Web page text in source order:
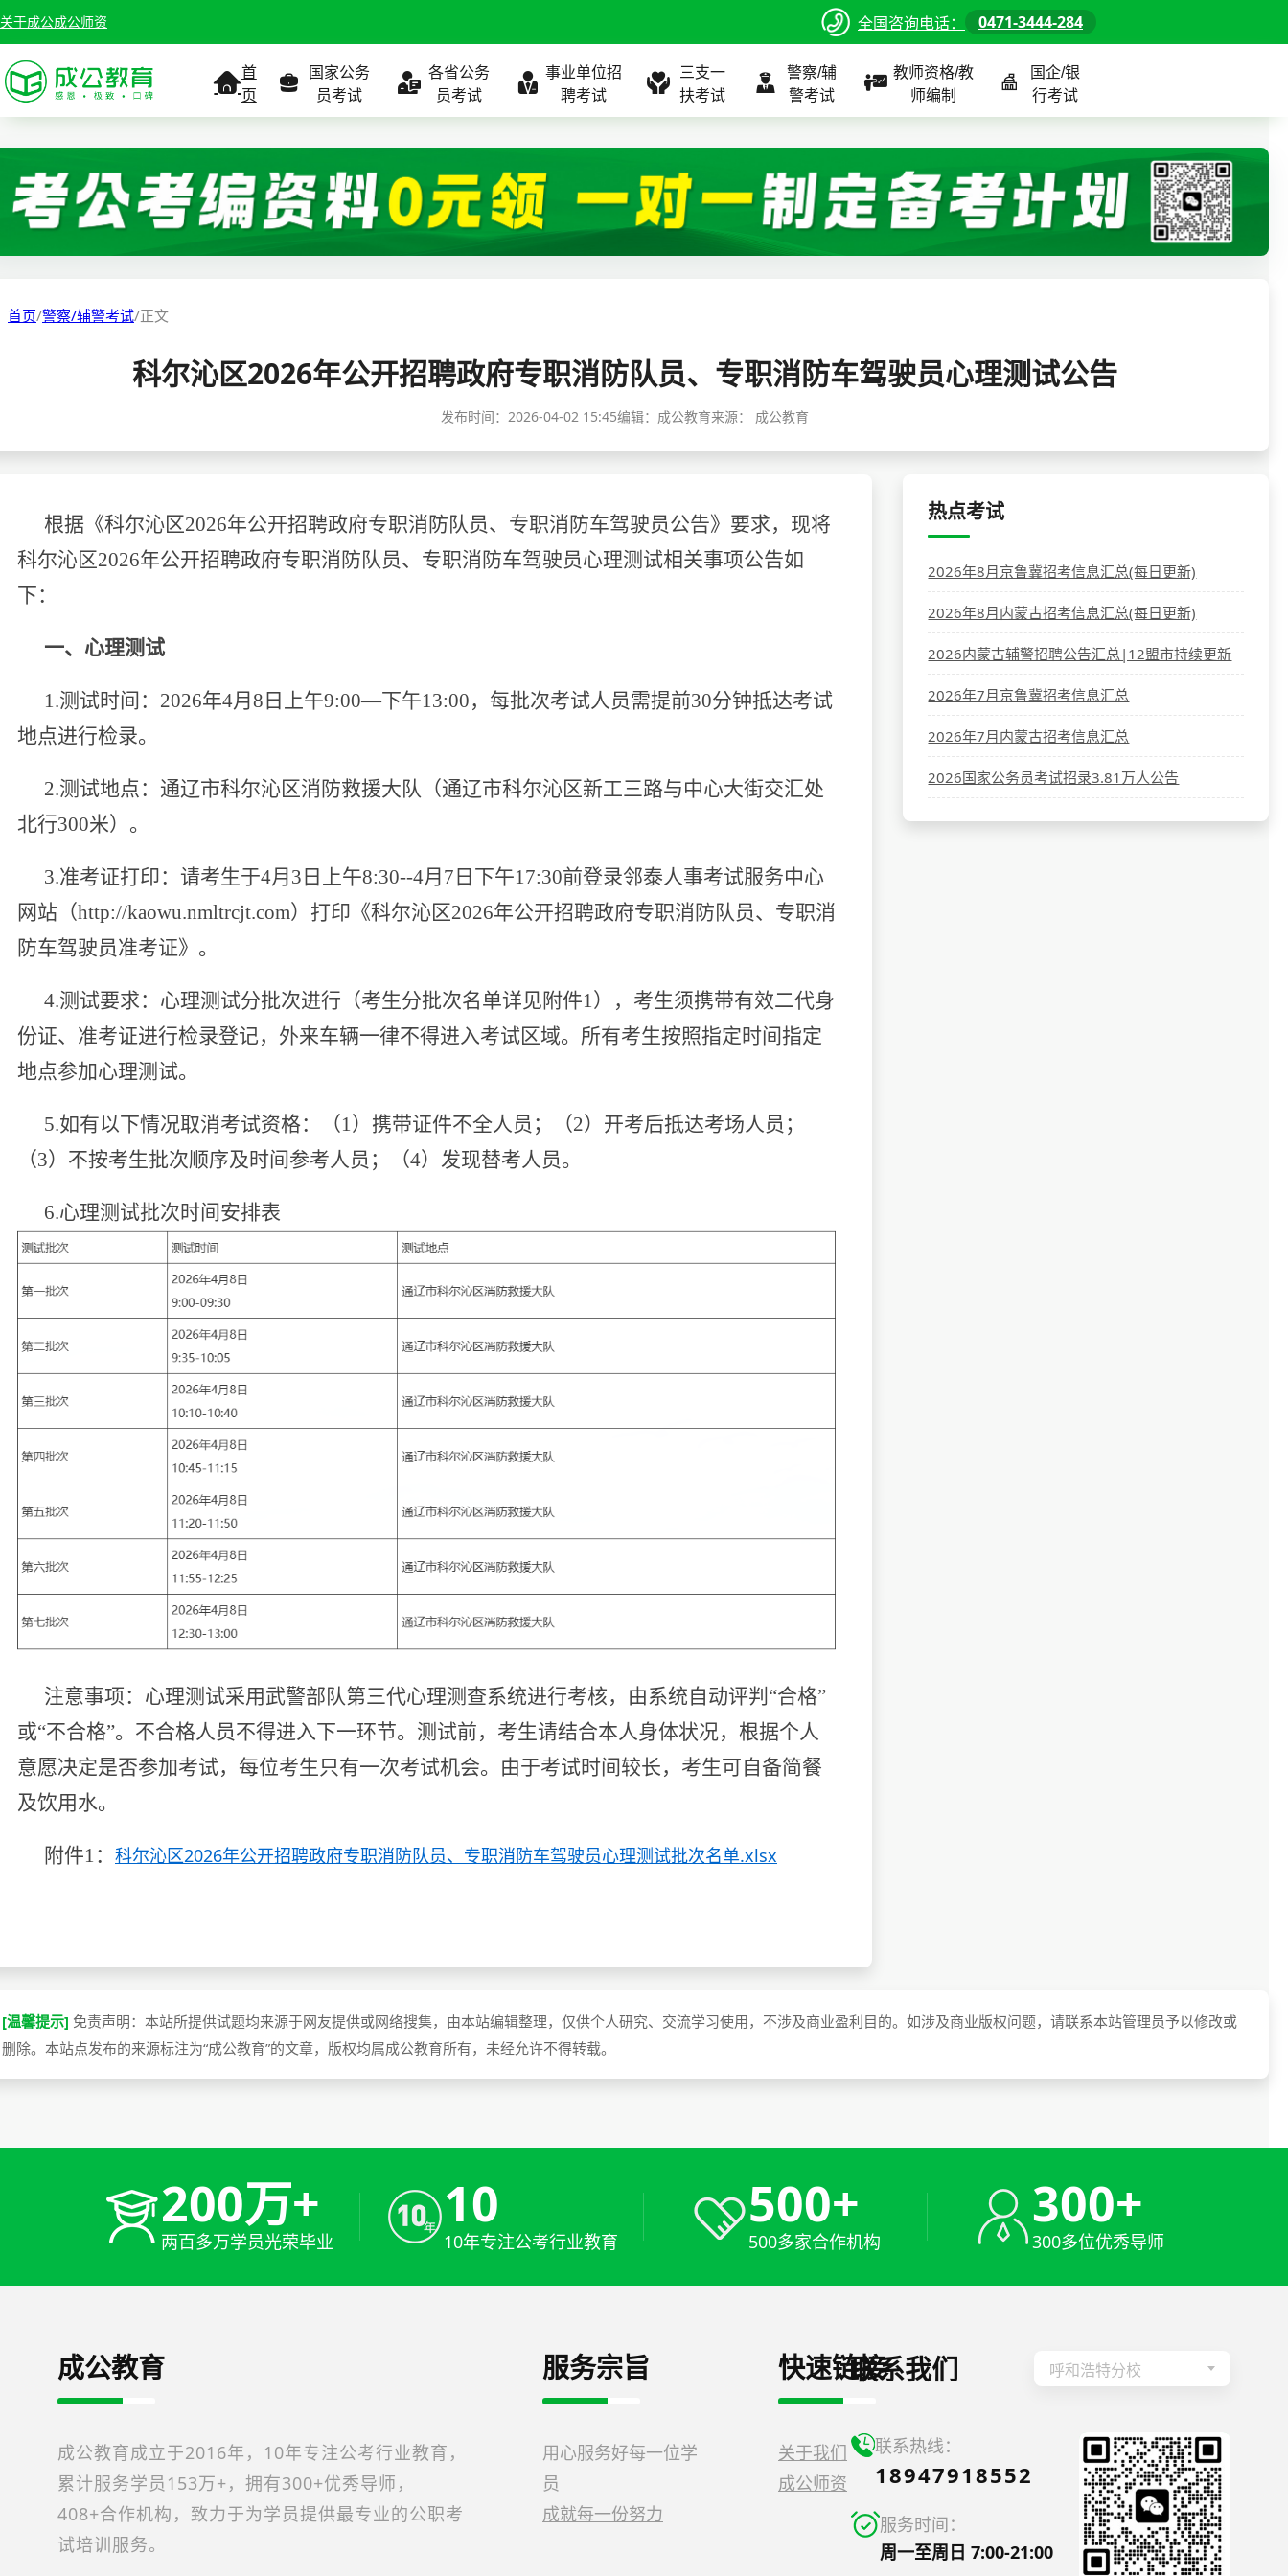
关于成公成公师资 全国咨询电话： 0471-3444-284
首
页
国家公务
员考试
考试公告
职位表
缴费确认
成绩查询
分数线
历年真题
公务员课程
各省公务
员考试
考试公告
职位表
准考证打印
分数线
历年真题
全国
北京
内蒙古
公务员课程
事业单位招
聘考试
考试公告
职位表
准考证打印
考试政策
分数线
历年真题
全国
北京
内蒙古
事业单位课程
三支一
扶考试
考试公告
职位表
成绩查询
分数线
全国
北京
内蒙古
三支一扶课程
警察/辅
警考试
考试公告
职位表
面试补录
历年真题
全国
北京
内蒙古
警察/辅警课程
教师资格/教
师编制
考试公告
职位表
面试补录
历年真题
全国
北京
内蒙古
教师/资格课程
国企/银
行考试
考试公告
职位表
面试补录
历年真题
全国
北京
内蒙古
国企/银行课程
首页/警察/辅警考试/正文
科尔沁区2026年公开招聘政府专职消防队员、专职消防车驾驶员心理测试公告
发布时间： 2026-04-02 15:45编辑：成公教育来源： 成公教育
根据《科尔沁区2026年公开招聘政府专职消防队员、专职消防车驾驶员公告》要求，现将
科尔沁区2026年公开招聘政府专职消防队员、专职消防车驾驶员心理测试相关事项公告如
下：
一、心理测试
1.测试时间： 2026年4月 8 日上午9:00—下午13:00，每批次考试人员需提前30分钟抵达考试
地点进行检录。
2.测试地点：通辽市科尔沁区消防救援大队（通辽市科尔沁区新工三路与中心大街交汇处
北行300米）。
3.准考证打印：请考生于4月 3 日上午8:30--4月 7 日下午17:30前登录邻泰人事考试服务中心
网站（http://kaowu.nmltrcjt.com）打印《科尔沁区2026年公开招聘政府专职消防队员、专职消
防车驾驶员准考证》。
4.测试要求：心理测试分批次进行（考生分批次名单详见附件1），考生须携带有效二代身
份证、准考证进行检录登记，外来车辆一律不得进入考试区域。所有考生按照指定时间指定
地点参加心理测试。
5.如有以下情况取消考试资格：（1）携带证件不全人员；（2）开考后抵达考场人员；
（3）不按考生批次顺序及时间参考人员；（4）发现替考人员。
6.心理测试批次时间安排表
注意事项： 心理测试采用武警部队第三代心理测查系统进行考核，由系统自动评判 “合格”
或“不合格”。不合格人员不得进入下一环节。 测试前，考生请结合本人身体状况，根据个人
意愿决定是否参加考试，每位考生只有一次考试机会。由于考试时间较长，考生可自备简餐
及饮用水。
附件1： 科尔沁区2026年公开招聘政府专职消防队员、专职消防车驾驶员心理测试批次名单.xlsx
热点考试
2026年8月京鲁冀招考信息汇总(每日更新)
2026年8月内蒙古招考信息汇总(每日更新)
2026内蒙古辅警招聘公告汇总|12盟市持续更新
2026年7月京鲁冀招考信息汇总
2026年7月内蒙古招考信息汇总
2026国家公务员考试招录3.81万人公告
[温馨提示] 免责声明：本站所提供试题均来源于网友提供或网络搜集，由本站编辑整理，仅供个人研究、交流学习使用，不涉及商业盈利目的。如涉及商业版权问题，请联系本站管理员予以修改或
删除。本站点发布的来源标注为“成公教育”的文章，版权均属成公教育所有，未经允许不得转载。
200万+
两百多万学员光荣毕业
10
10年专注公考行业教育
500+
500多家合作机构
300+
300多位优秀导师
成公教育
成公教育成立于2016年，10年专注公考行业教育，
累计服务学员153万+，拥有300+优秀导师，
408+合作机构，致力于为学员提供最专业的公职考
试培训服务。
服务宗旨
用心服务好每一位学
员
成就每一份努力
快速链接
关于我们
成公师资
联系我们 呼和浩特分校
联系热线：
18947918552
服务时间：
周一至周日 7:00-21:00